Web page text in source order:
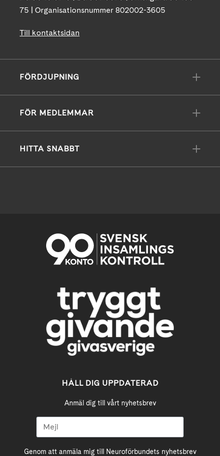
75 | Organisationsnummer 802002-3605
Till kontaktsidan
FÖRDJUPNING
FÖR MEDLEMMAR
HITTA SNABBT
HÅLL DIG UPPDATERAD
Anmäl dig till vårt nyhetsbrev
Genom att anmäla mig till Neuroförbundets nyhetsbrev